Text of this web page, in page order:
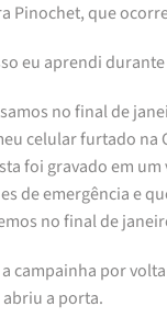
Pinochet, que
eu aprendi
no final de
celular furtado na
foi gravado em
de emergência e
no final de
campainha por
abriu a porta.